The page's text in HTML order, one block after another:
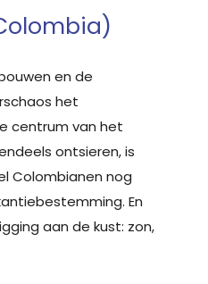
en de
het
centrum van het
ontsieren, is
Colombianen nog
En
aan de kust: zon,